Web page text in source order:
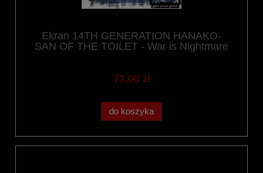
Ekran 14TH GENERATION HANAKO-
SAN OF THE TOILET - War is Nightmare
72,00 zł
do koszyka